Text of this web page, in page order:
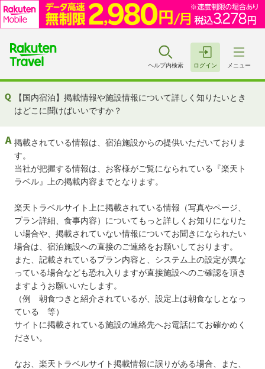
ヘルプ内検索 ログイン メニュー
【国内宿泊】掲載情報や施設情報について詳しく知りたいとき
はどこに聞けばいいですか？
掲載されている情報は、宿泊施設からの提供いただいておりま
す。
当社が把握する情報は、お客様がご覧になられている『楽天ト
ラベル』上の掲載内容までとなります。
楽天トラベルサイト上に掲載されている情報（写真やページ、
プラン詳細、食事内容）についてもっと詳しくお知りになりた
い場合や、掲載されていない情報についてお聞きになられたい
場合は、宿泊施設への直接のご連絡をお願いしております。
また、記載されているプラン内容と、システム上の設定が異な
っている場合なども恐れ入りますが直接施設へのご確認を頂き
ますようお願いいたします。
（例 朝食つきと紹介されているが、設定上は朝食なしとなっ
ている 等）
サイトに掲載されている施設の連絡先へお電話にてお確かめく
ださい。
なお、楽天トラベルサイト掲載情報に誤りがある場合、また、